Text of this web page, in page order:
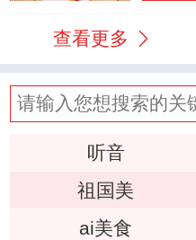
查看更多
听音
祖国美
ai美食